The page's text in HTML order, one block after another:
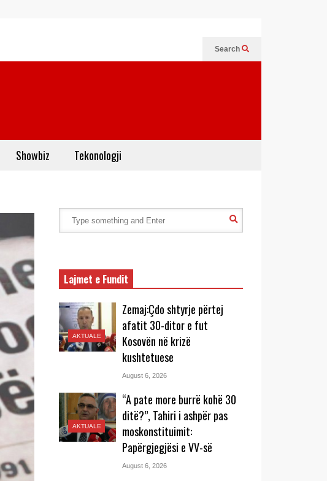
Search
Showbiz Tekonologji
Lajmet e Fundit
AKTUALE
Zemaj:Çdo shtyrje përtej
afatit 30-ditor e fut
Kosovën në krizë
kushtetuese
August 6, 2026
AKTUALE
“A pate more burrë kohë 30
ditë?”, Tahiri i ashpër pas
moskonstituimit:
Papërgjegjësi e VV-së
August 6, 2026